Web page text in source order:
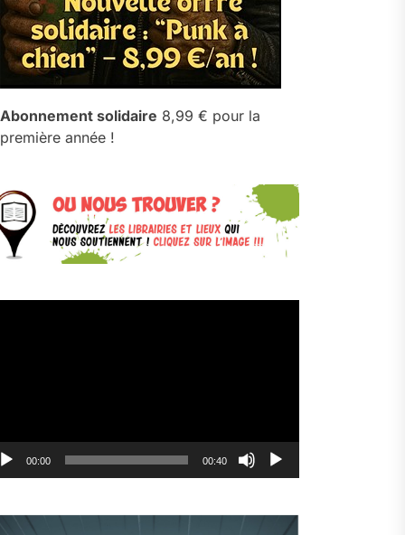
Abonnement solidaire 8,99 € pour la
première année !
00:00 00:40